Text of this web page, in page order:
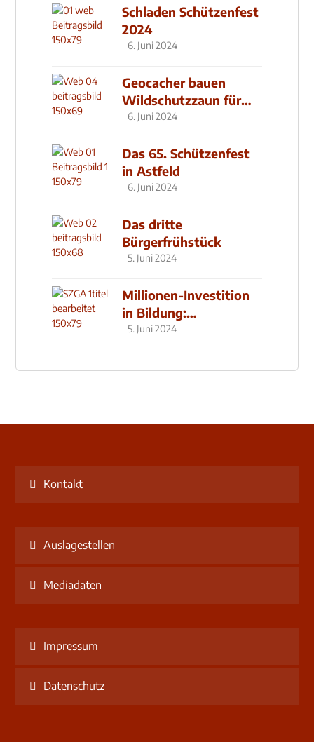
Schladen Schützenfest
2024
6. Juni 2024
Geocacher bauen
Wildschutzzaun für
den MachMit! Wald
6. Juni 2024
Das 65. Schützenfest
in Astfeld
6. Juni 2024
Das dritte
Bürgerfrühstück
5. Juni 2024
Millionen-Investition
in Bildung:
Schulzentrum-Neubau
5. Juni 2024
Kontakt
Auslagestellen
Mediadaten
Impressum
Datenschutz